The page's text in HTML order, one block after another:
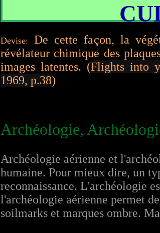
Devise:
De cette façon, la
révélateur chimique des
images latentes. (Flights into
1969, p.38)
Archéologie,
Archéologie aérienne et
humaine. Pour mieux dire, un
reconnaissance. L'archéologie
l'archéologie aérienne permet
soilmarks et marques ombre.